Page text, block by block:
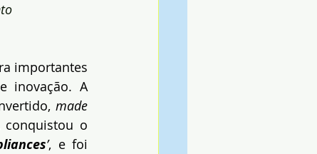
importantes
e inovação. A
made
conquistou o
’, e foi